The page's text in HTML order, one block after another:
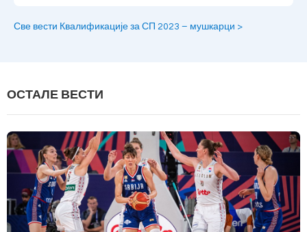
Све вести Квалификације за СП 2023 – мушкарци >
ОСТАЛЕ ВЕСТИ